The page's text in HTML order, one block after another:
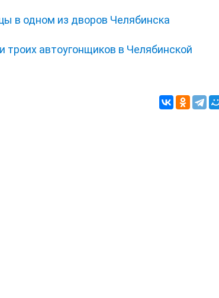
в одном из дворов Челябинска
автоугонщиков в Челябинской